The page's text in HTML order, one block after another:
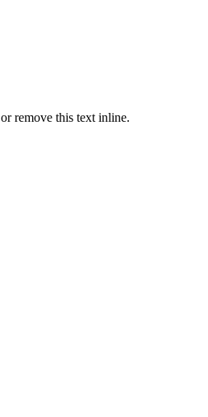
remove this text inline.